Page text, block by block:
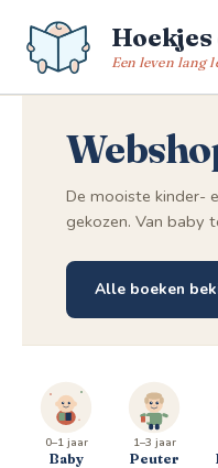
naar
Hoekjes
Een leven lang
De mooiste kinder-
gekozen. Van baby
Alle boeken
0–1 jaar
Baby
1–3 jaar
Peuter